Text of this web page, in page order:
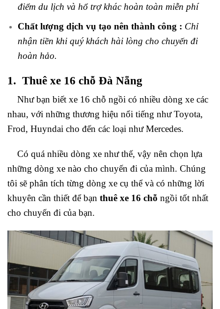
điểm du lịch và hổ trợ khác hoàn toàn miễn phí
Chất lượng dịch vụ tạo nên thành công : Chỉ
nhận tiền khi quý khách hài lòng cho chuyến đi
hoàn hảo.
1. Thuê xe 16 chỗ Đà Nẵng
Như bạn biết xe 16 chỗ ngồi có nhiều dòng xe các
nhau, với những thương hiệu nổi tiếng như Toyota,
Frod, Huyndai cho đến các loại như Mercedes.
Có quá nhiều dòng xe như thế, vậy nên chọn lựa
những dòng xe nào cho chuyến đi của mình. Chúng
tôi sẽ phân tích từng dòng xe cụ thể và có những lời
khuyên cần thiết để bạn thuê xe 16 chỗ ngồi tốt nhất
cho chuyến đi của bạn.